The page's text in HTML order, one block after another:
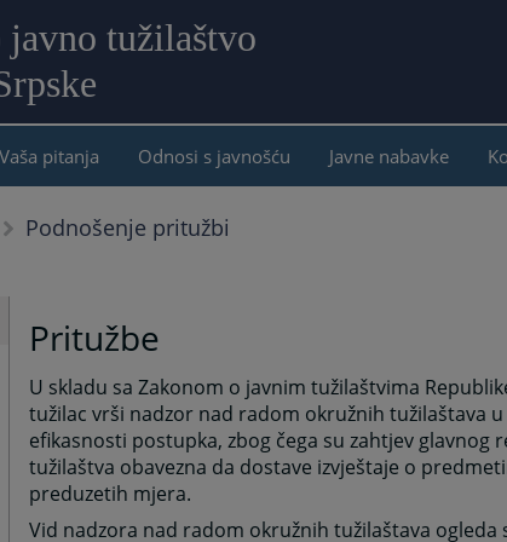
tužilaštvo
sadržaj
Vaša pitanja Odnosi s javnošću Javne nabavke
Podnošenje pritužbi
Pritužbe
U skladu sa Zakonom o javnim tužilaštvima
tužilac vrši nadzor nad radom okružnih tužilaštava
efikasnosti postupka, zbog čega su zahtjev glavnog
tužilaštva obavezna da dostave izvještaje o
preduzetih mjera.
Vid nadzora nad radom okružnih tužilaštava ogleda